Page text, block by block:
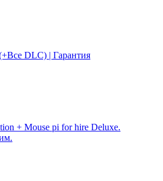
DLC) | Гарантия
+ Mouse pi for hire Deluxe.